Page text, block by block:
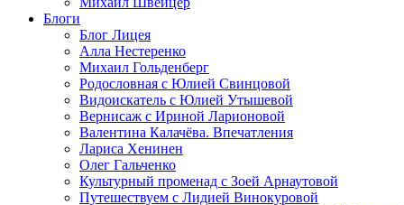
Блоги
Блог Лицея
Алла Нестеренко
Михаил Гольденберг
Родословная с Юлией Свинцовой
Видоискатель с Юлией Утышевой
Вернисаж с Ириной Ларионовой
Валентина Калачёва. Впечатления
Лариса Хенинен
Олег Гальченко
Культурный променад с Зоей Арнаутовой
Путешествуем с Лидией Винокуровой